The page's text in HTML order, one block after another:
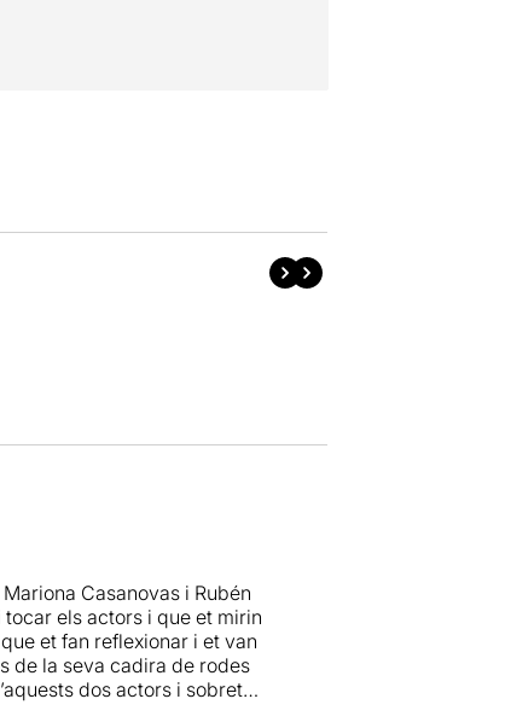
Casanovas i Rubén
els actors i que et mirin
et fan reflexionar i et van
de la seva cadira de rodes
dos actors i sobretot,